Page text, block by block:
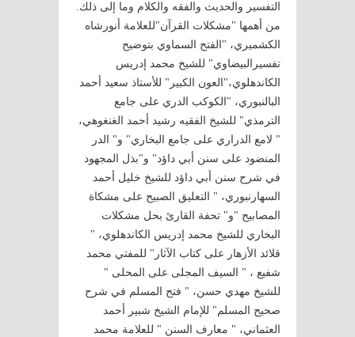
التفسير والحديث والفقه والكلام وما إلى ذلك.
من أهمها "مشكلات القرآن"للعلامة أنورشاه
الكشميري، "الفتح السماوي بتوضيح
تفسيرالبيضاوي" للشيخ محمد إدريس
الكاندهلوي،"العون الكبير" للأستاذ سعيد أحمد
البالنبوري، "الكوكب الدري على جامع
الترمذي" للشيخ الفقيه رشيد أحمد الغنغوهي،
" لامع الدراري على جامع البخاري" و" الدر
المنضود على سنن أبي داؤد" و"بذل المجهود
في شرح سنن أبي داؤد للشيخ خليل أحمد
السهارنبوري، " التعليق الصبيح على مشكاة
المصابيح "و" تحفة القارئ بحل مشكلات
البخاري للشيخ محمد إدريس الكاندهلوي، "
قلائد الأزهار على كتاب الآثار" للمفتي محمد
شفيع ، " السيف المجلى على المحلى "
للشيخ مهدي حسن، " فتح المسلم في شرح
صحيح المسلم" للإمام الشيخ شبير أحمد
العثماني، " معارف السنن " للعلامة محمد